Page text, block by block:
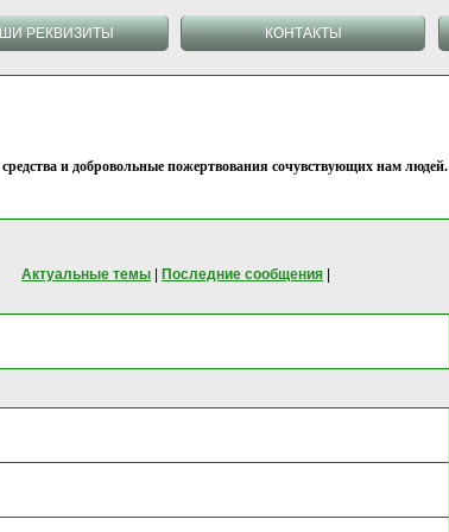
РЕКВИЗИТЫ КОНТАКТЫ
и добровольные пожертвования сочувствующих нам людей.
Актуальные темы Последние сообщения